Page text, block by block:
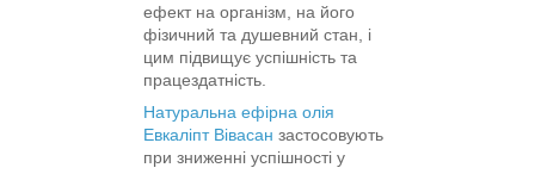
ефект на організм, на його
фізичний та душевний стан, і
цим підвищує успішність та
працездатність.
Натуральна ефірна олія
Евкаліпт Вівасан застосовують
при зниженні успішності у